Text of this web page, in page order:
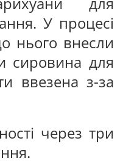
У процесі
нього внесли
сировина для
ввезена з-за
через три